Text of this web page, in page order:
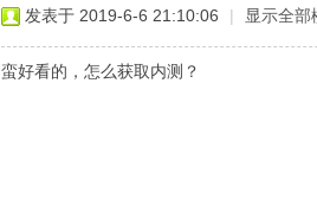
发表于 2019-6-6 21:10:06 | 显示全部
蛮好看的，怎么获取内测？